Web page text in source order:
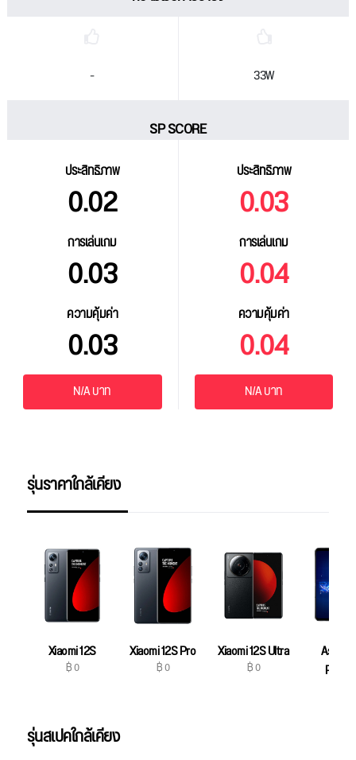
- 33W
SP SCORE
ประสิทธิภาพ
0.02
การเล่นเกม
0.03
ความคุ้มค่า
0.03
ประสิทธิภาพ
0.03
การเล่นเกม
0.04
ความคุ้มค่า
0.04
N/A บาท N/A บาท
รุ่นราคาใกล้เคียง
Xiaomi 12S
฿ 0
Xiaomi 12S Pro
฿ 0
Xiaomi 12S Ultra
฿ 0
Asus
รุ่นสเปคใกล้เคียง